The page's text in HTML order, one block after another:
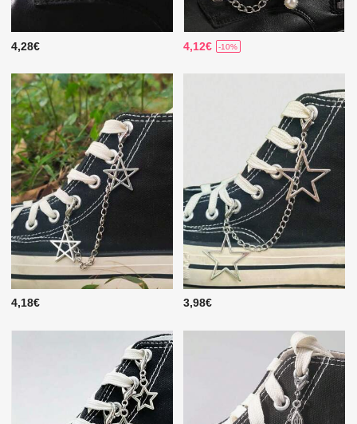
4,28€ 4,12€ -10%
4,18€ 3,98€